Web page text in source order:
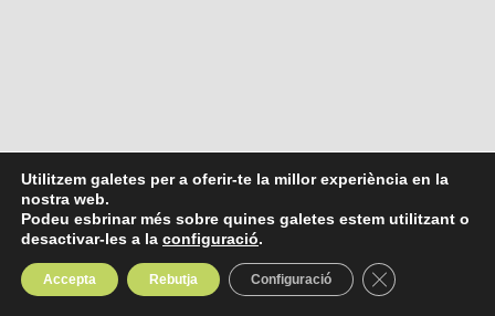
Utilitzem galetes per a oferir-te la millor experiència en la
nostra web.
Podeu esbrinar més sobre quines galetes estem utilitzant o
desactivar-les a la configuració.
Accepta Rebutja Configuració Tanca el bàner